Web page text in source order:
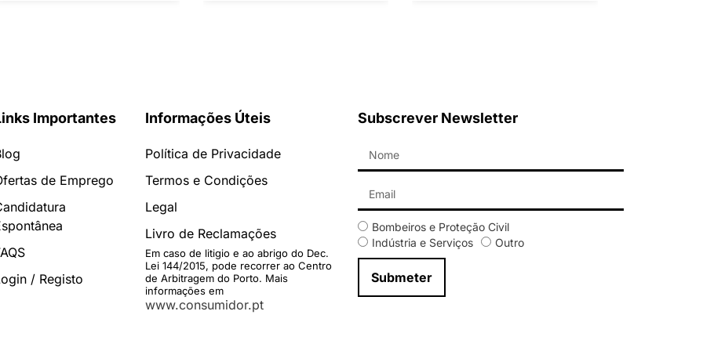
Importantes
de Emprego
/ Registo
Informações Úteis
Política de Privacidade
Termos e Condições
Legal
Livro de Reclamações
Em caso de litigio e ao abrigo do Dec.
Lei 144/2015, pode recorrer ao Centro
de Arbitragem do Porto. Mais
informações em
www.consumidor.pt
Subscrever Newsletter
Bombeiros e Proteção Civil
Indústria e Serviços
Outro
Submeter